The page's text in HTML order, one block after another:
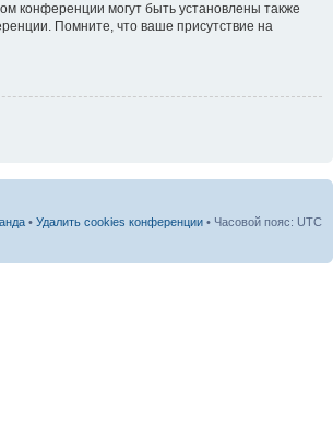
конференции могут быть установлены также
Помните, что ваше присутствие на
• Удалить cookies конференции • Часовой пояс: UTC